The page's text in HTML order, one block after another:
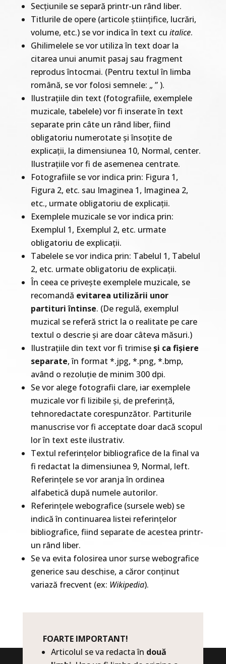
Secțiunile se separă printr-un rând liber.
Titlurile de opere (articole științifice, lucrări,
volume, etc.) se vor indica în text cu italice.
Ghilimelele se vor utiliza în text doar la
citarea unui anumit pasaj sau fragment
reprodus întocmai. (Pentru textul în limba
română, se vor folosi semnele: „ ” ).
Ilustrațiile din text (fotografiile, exemplele
muzicale, tabelele) vor fi inserate în text
separate prin câte un rând liber, fiind
obligatoriu numerotate și însoțite de
explicații, la dimensiunea 10, Normal, center.
Ilustrațiile vor fi de asemenea centrate.
Fotografiile se vor indica prin: Figura 1,
Figura 2, etc. sau Imaginea 1, Imaginea 2,
etc., urmate obligatoriu de explicații.
Exemplele muzicale se vor indica prin:
Exemplul 1, Exemplul 2, etc. urmate
obligatoriu de explicații.
Tabelele se vor indica prin: Tabelul 1, Tabelul
2, etc. urmate obligatoriu de explicații.
În ceea ce privește exemplele muzicale, se
recomandă evitarea utilizării unor
partituri întinse. (De regulă, exemplul
muzical se referă strict la o realitate pe care
textul o descrie și are doar câteva măsuri.)
Ilustrațiile din text vor fi trimiseși ca fișiere
separate, în format *.jpg, *.png, *.bmp,
având o rezoluție de minim 300 dpi.
Se vor alege fotografii clare, iar exemplele
muzicale vor fi lizibile și, de preferință,
tehnoredactate corespunzător. Partiturile
manuscrise vor fi acceptate doar dacă scopul
lor în text este ilustrativ.
Textul referințelor bibliografice de la final va
fi redactat la dimensiunea 9, Normal, left.
Referințele se vor aranja în ordinea
alfabetică după numele autorilor.
Referințele webografice (sursele web) se
indică în continuarea listei referințelor
bibliografice, fiind separate de acestea printr-
un rând liber.
Se va evita folosirea unor surse webografice
generice sau deschise, a căror conținut
variază frecvent (ex: Wikipedia).
FOARTE IMPORTANT!
Articolul se va redacta în două